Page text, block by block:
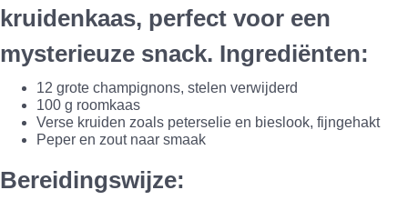
kruidenkaas, perfect voor een
mysterieuze snack. Ingrediënten:
12 grote champignons, stelen verwijderd
100 g roomkaas
Verse kruiden zoals peterselie en bieslook, fijngehakt
Peper en zout naar smaak
Bereidingswijze: